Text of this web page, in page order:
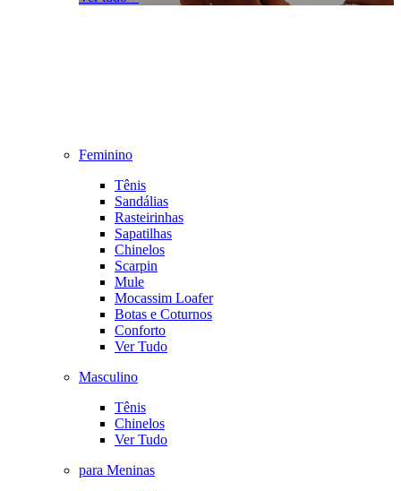
Feminino
Tênis
Sandálias
Rasteirinhas
Sapatilhas
Chinelos
Scarpin
Mule
Mocassim Loafer
Botas e Coturnos
Conforto
Ver Tudo
Masculino
Tênis
Chinelos
Ver Tudo
para Meninas